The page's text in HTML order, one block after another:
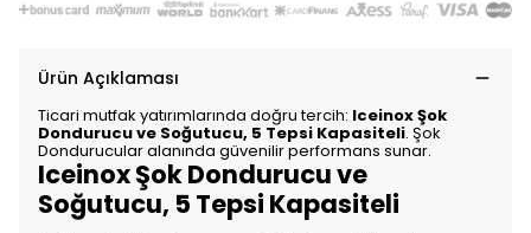
Ürün Açıklaması
Ticari mutfak yatırımlarında doğru tercih: Iceinox Şok
Dondurucu ve Soğutucu, 5 Tepsi Kapasiteli. Şok
Dondurucular alanında güvenilir performans sunar.
Iceinox Şok Dondurucu ve
Soğutucu, 5 Tepsi Kapasiteli